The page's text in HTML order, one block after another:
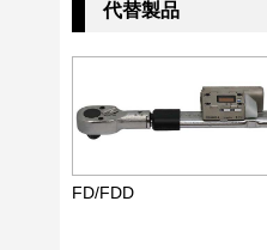
代替製品
FD/FDD